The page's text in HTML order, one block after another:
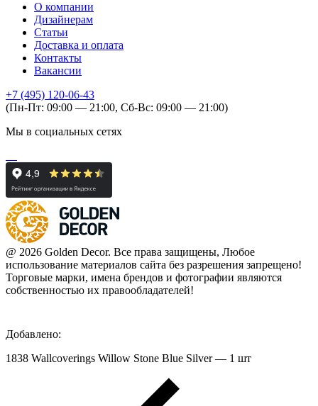
О компании
Дизайнерам
Статьи
Доставка и оплата
Контакты
Вакансии
+7 (495) 120-06-43
(Пн-Пт: 09:00 — 21:00, Сб-Вс: 09:00 — 21:00)
Мы в социальных сетях
@ 2026 Golden Decor. Все права защищены, Любое
использование материалов сайта без разрешения запрещено!
Торговые марки, имена брендов и фотографии являются
собственностью их правообладателей!
Добавлено:
1838 Wallcoverings Willow Stone Blue Silver — 1 шт